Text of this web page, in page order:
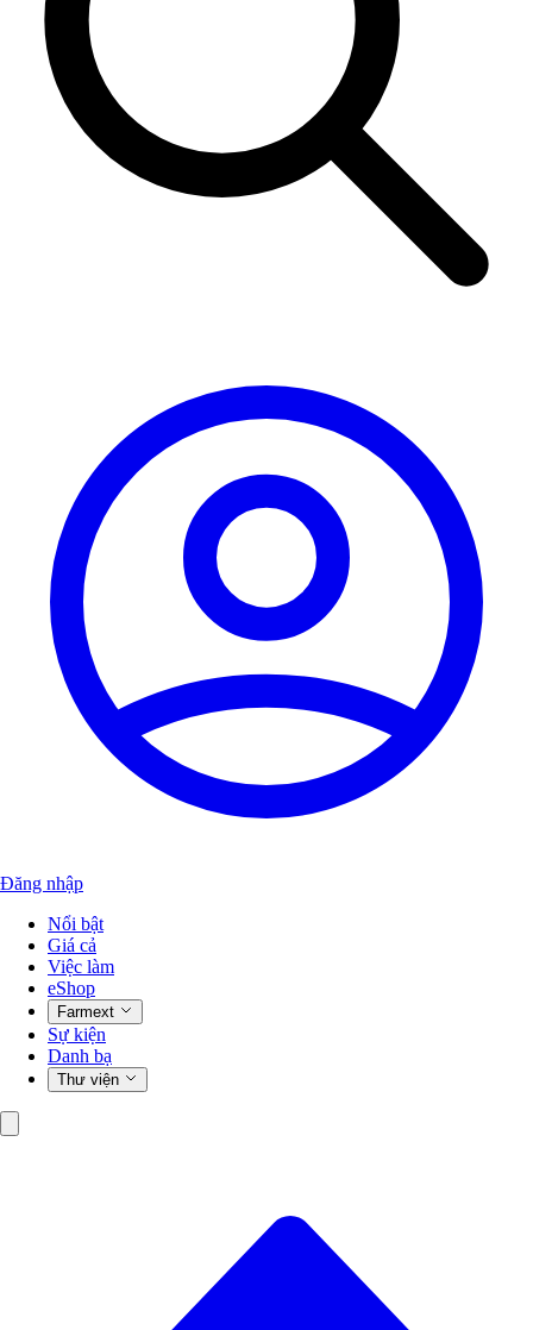
Đăng nhập
Nổi bật
Giá cả
Việc làm
eShop
Farmext
Sự kiện
Danh bạ
Thư viện